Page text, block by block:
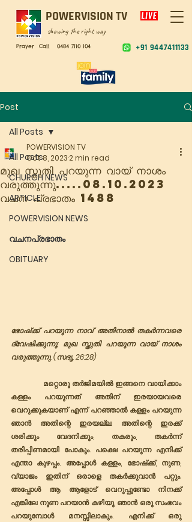
POWERVISION TV
showing the right way
+91 9447411133
Prayer Call 0484 7110 104
Post
All Posts
CHURCH NEWS
ARTICLE
POWERVISION NEWS
വചനപ്രഭാതം
OBITUARY
All Posts
മുഖ സ്തുതി പറയുന്ന വായ് നാശം
വരുത്തുന്നു.....08.10.2023
വചന പ്രഭാതം 1488
POWERVISION TV
Oct 8, 2023 2 min read
ഭോഷ്‌ക്ക്‌ പറയുന്ന നാവ് അതിനാൽ തകർന്നവരെ
ദ്വേഷിക്കുന്നു; മുഖ സ്തുതി പറയുന്ന വായ് നാശം
വരുത്തുന്നു. (സദൃ. 26:28)
മറ്റൊരു തർജിമയിൽ ഇങ്ങനെ വായിക്കാം
കള്ളം പറയുന്നത് അതിന് ഇരയായവരെ
വെറുക്കുകയാണ് എന്ന് പറഞ്ഞാൽ കള്ളം പറയുന്ന
ഞാൻ അതിന്റെ ഇരയല്ല. അതിന്റെ ഇരക്ക്
ശരിക്കും വേദനിക്കും, തകരും, തകർന്ന്
തരിപ്പിണമായി പോകും. പക്ഷെ പറയുന്ന എനിക്ക്
എന്താ കുഴപ്പം. അപ്പോൾ കള്ളം, ഭോഷ്‌ക്ക്‌, നുണ,
വ്യാജം ഇതിന് ഒരാളെ തകർക്കുവാൻ പറ്റും.
അപ്പോൾ ആ ആളോട് വെറുപ്പുണ്ടോ നിനക്ക്
എങ്കിലേ നുണ പറയാൻ കഴിയു. ഞാൻ ഒരു സംഭവം
പറയുമ്പോൾ മനസ്സിലാകും. എനിക്ക് ഒരു